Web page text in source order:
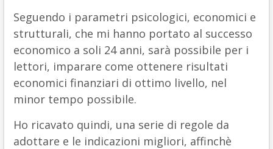
Seguendo i parametri psicologici, economici e
strutturali, che mi hanno portato al successo
economico a soli 24 anni, sarà possibile per i
lettori, imparare come ottenere risultati
economici finanziari di ottimo livello, nel
minor tempo possibile.
Ho ricavato quindi, una serie di regole da
adottare e le indicazioni migliori, affinchè